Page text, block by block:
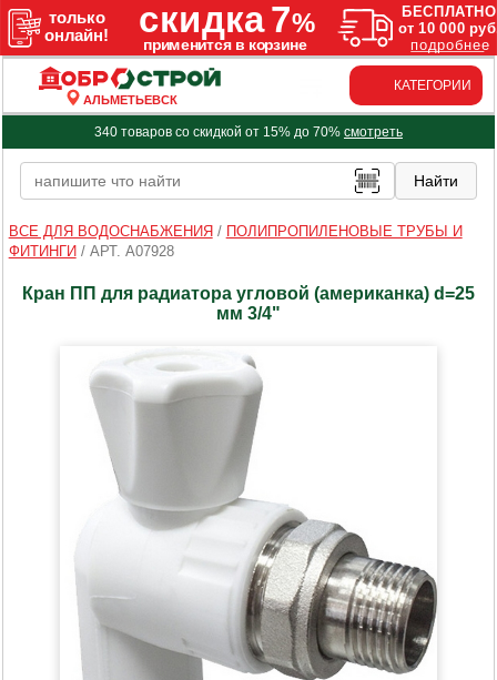
АЛЬМЕТЬЕВСК
КАТЕГОРИИ
340 товаров со скидкой от 15% до 70% смотреть
ВСЕ ДЛЯ ВОДОСНАБЖЕНИЯ / ПОЛИПРОПИЛЕНОВЫЕ ТРУБЫ И
ФИТИНГИ / АРТ. A07928
Кран ПП для радиатора угловой (американка) d=25
мм 3/4"